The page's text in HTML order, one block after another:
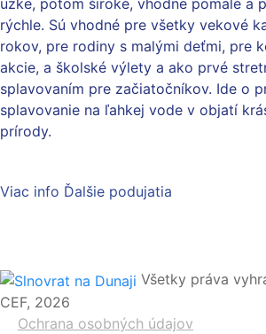
úzke, potom široké, vhodne pomalé a
rýchle. Sú vhodné pre všetky vekové
rokov, pre rodiny s malými deťmi, pre
akcie, a školské výlety a ako prvé
splavovaním pre začiatočníkov. Ide o
splavovanie na ľahkej vode v objatí
prírody.
Viac info Ďalšie podujatia
Všetky práva
CEF, 2026
Ochrana osobných údajov